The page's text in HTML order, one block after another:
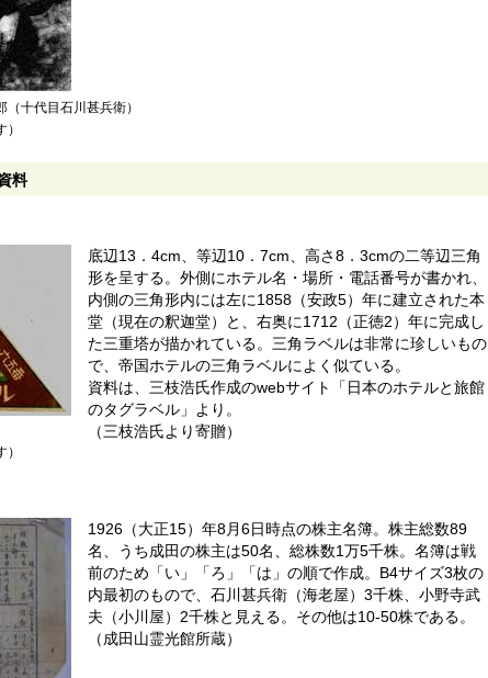
十代目石川甚兵衛）
）
料
）
底辺13．4cm、等辺10．7cm、高さ8．3cmの二等辺三角
形を呈する。外側にホテル名・場所・電話番号が書かれ、
内側の三角形内には左に1858（安政5）年に建立された本
堂（現在の釈迦堂）と、右奥に1712（正徳2）年に完成し
た三重塔が描かれている。三角ラベルは非常に珍しいもの
で、帝国ホテルの三角ラベルによく似ている。
資料は、三枝浩氏作成のwebサイト「日本のホテルと旅館
のタグラベル」より。
（三枝浩氏より寄贈）
1926（大正15）年8月6日時点の株主名簿。株主総数89
名、うち成田の株主は50名、総株数1万5千株。名簿は戦
前のため「い」「ろ」「は」の順で作成。B4サイズ3枚の
内最初のもので、石川甚兵衛（海老屋）3千株、小野寺武
夫（小川屋）2千株と見える。その他は10‐50株である。
（成田山霊光館所蔵）